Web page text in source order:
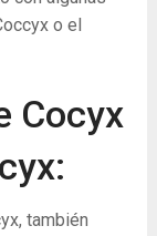
o el
Cocyx
también